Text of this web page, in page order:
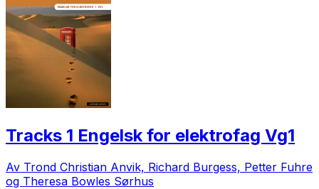
Tracks 1 Engelsk for elektrofag Vg1
Av Trond Christian Anvik, Richard Burgess, Petter Fuhre
og Theresa Bowles Sørhus